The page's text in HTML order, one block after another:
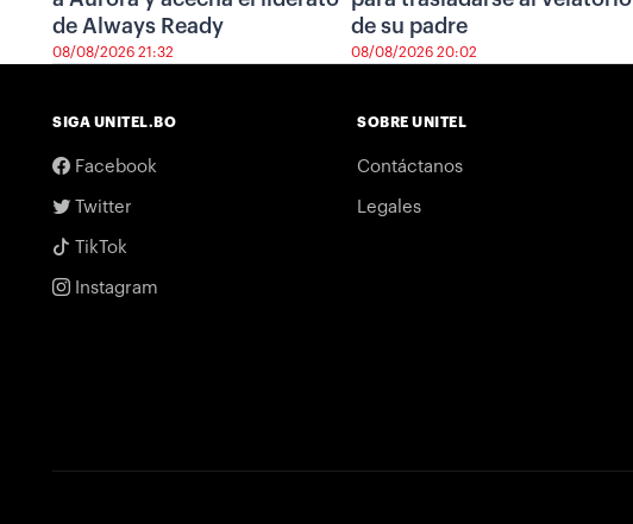
de Always Ready
08/08/2026 21:32
de su padre
08/08/2026 20:02
SIGA UNITEL.BO
Facebook
Twitter
TikTok
Instagram
SOBRE UNITEL
Contáctanos
Legales